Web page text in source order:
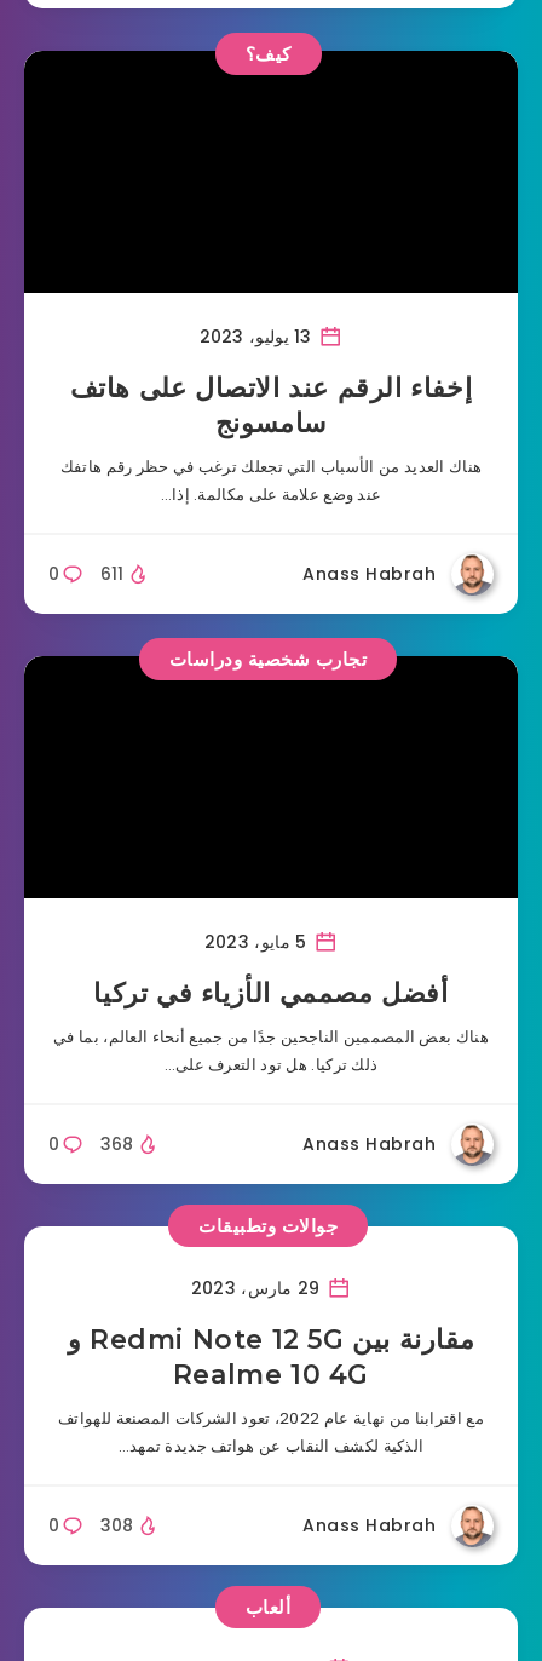
كيف؟
إخفاء الرقم عند الاتصال على هاتف
سامسونج
هناك العديد من الأسباب التي تجعلك ترغب في حظر رقم هاتفك
عند وضع علامة على مكالمة. إذا…
Anass Habrah
0 611
تجارب شخصية ودراسات
أفضل مصممي الأزياء في تركيا
هناك بعض المصممين الناجحين جدًا من جميع أنحاء العالم، بما في
ذلك تركيا. هل تود التعرف على…
Anass Habrah
0 368
جوالات وتطبيقات
مقارنة بين Redmi Note 12 5G و
Realme 10 4G
مع اقترابنا من نهاية عام 2022، تعود الشركات المصنعة للهواتف
الذكية لكشف النقاب عن هواتف جديدة تمهد…
Anass Habrah
0 308
ألعاب